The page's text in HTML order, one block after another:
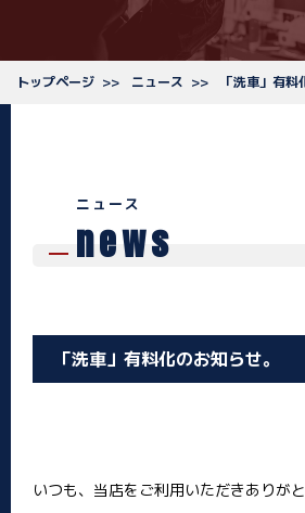
トップページ ニュース 「洗車」有料
ニュース
news
「洗車」有料化のお知らせ。
いつも、当店をご利用いただきありが